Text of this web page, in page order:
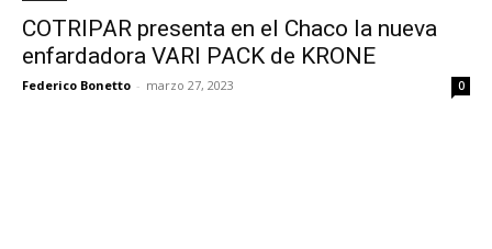
COTRIPAR presenta en el Chaco la nueva
enfardadora VARI PACK de KRONE
Federico Bonetto - marzo 27, 2023 0